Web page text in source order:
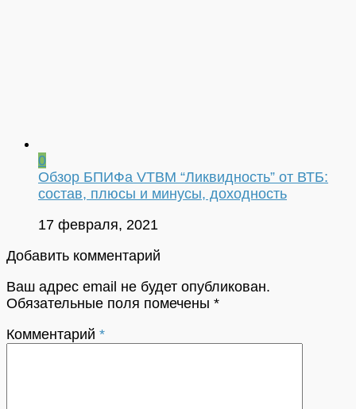
0
Обзор БПИФа VTBM “Ликвидность” от ВТБ:
состав, плюсы и минусы, доходность
17 февраля, 2021
Добавить комментарий
Ваш адрес email не будет опубликован.
Обязательные поля помечены *
Комментарий *